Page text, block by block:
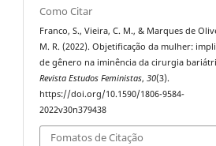
Como Citar
Franco, S., Vieira, C. M., & Marques de
M. R. (2022). Objetificação da mulher:
de gênero na iminência da cirurgia
Revista Estudos Feministas,30(3).
https://doi.org/10.1590/1806-9584-
2022v30n379438
Fomatos de Citação